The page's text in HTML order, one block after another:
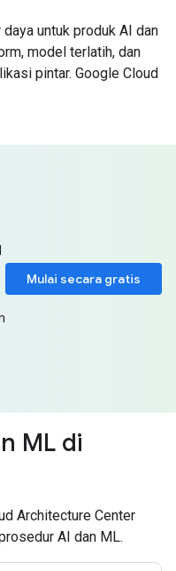
untuk produk AI dan
model terlatih, dan
pintar. Google Cloud
Mulai secara gratis
ML di
Architecture Center
AI dan ML.